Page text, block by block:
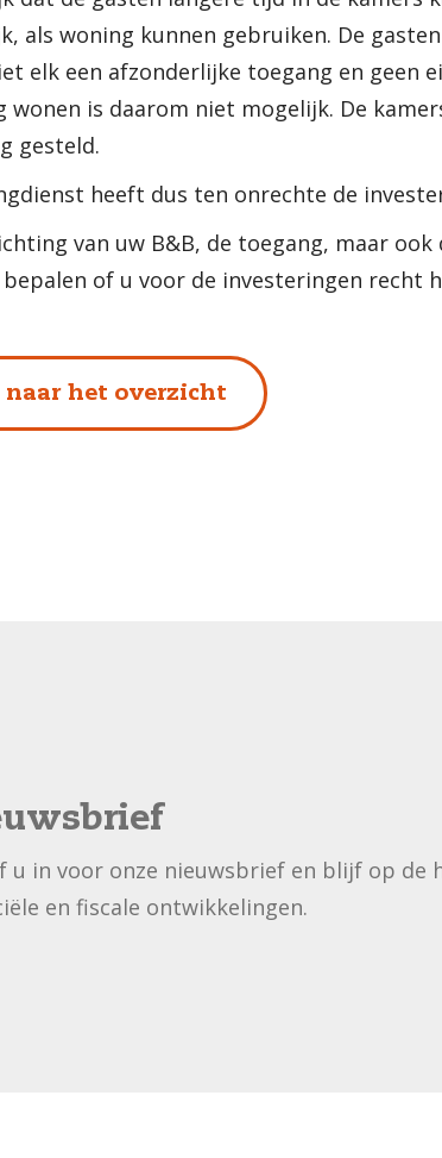
als woning kunnen gebruiken. De
elk een afzonderlijke toegang en geen
wonen is daarom niet mogelijk. De
gesteld.
heeft dus ten onrechte de
van uw B&B, de toegang, maar
of u voor de investeringen recht
naar het overzicht
u in voor onze nieuwsbrief en blijf op de
en fiscale ontwikkelingen.